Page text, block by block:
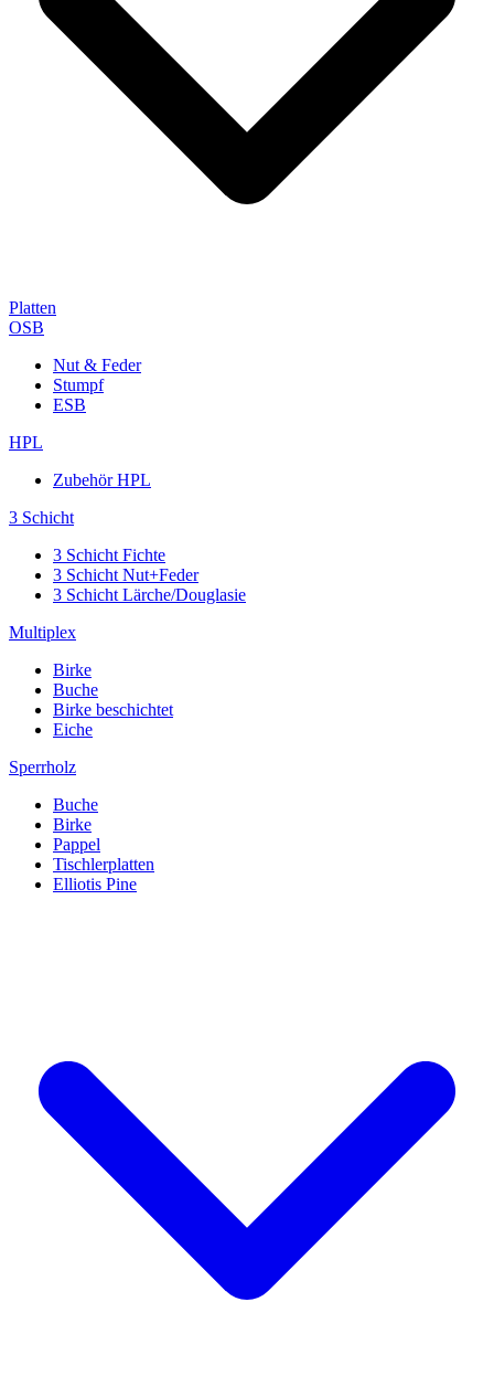
Platten
OSB
Nut & Feder
Stumpf
ESB
HPL
Zubehör HPL
3 Schicht
3 Schicht Fichte
3 Schicht Nut+Feder
3 Schicht Lärche/Douglasie
Multiplex
Birke
Buche
Birke beschichtet
Eiche
Sperrholz
Buche
Birke
Pappel
Tischlerplatten
Elliotis Pine